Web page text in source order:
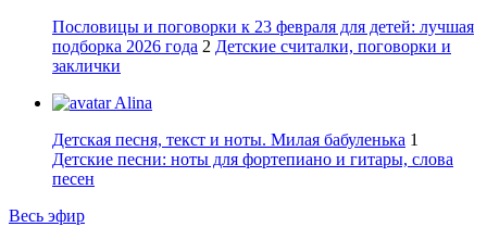
Пословицы и поговорки к 23 февраля для детей: лучшая
подборка 2026 года 2 Детские считалки, поговорки и
заклички
Alina
Детская песня, текст и ноты. Милая бабуленька 1
Детские песни: ноты для фортепиано и гитары, слова
песен
Весь эфир